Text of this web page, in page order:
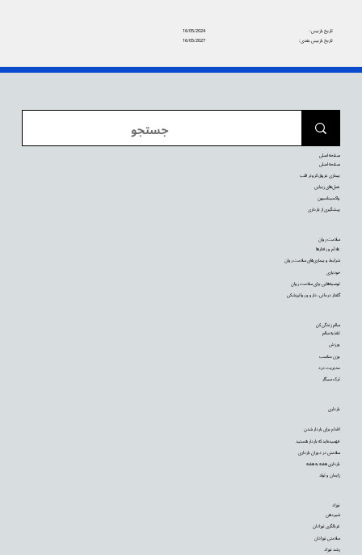
16/05/2024
تاریخ بازبینی:
16/05/2027
تاریخ بازبینی بعدی:
نوزاد
شیردهی
غربالگری نوزادان
سلامتی نوزادان
رشد نوزاد
بارداری
اقدام برای باردار شدن
فهمیده‌اید که باردار هستید
سلامتی در دوران بارداری
بارداری هفته به هفته
زایمان و تولد
سالم زندگی کن
تغذیه سالم
ورزش
وزن مناسب
مدیریت درد
ترک سیگار
سلامت روان
علائم و رفتارها
شرایط و بیماری‌های سلامت روان
خودیاری
توصیه‌‌هایی برای سلامت روان
گفتار درمانی، دارو و روانپزشکی
صفحه اصلی
صفحه اصلی
بیماری عروق کرونر قلب
عمل‌های زیبایی
واکسیناسیون
پیشگیری از بارداری